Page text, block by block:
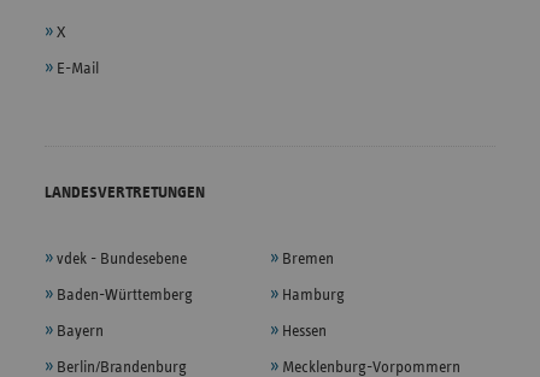
X
E-Mail
LANDESVERTRETUNGEN
vdek - Bundesebene
Baden-Württemberg
Bayern
Berlin/Brandenburg
Bremen
Hamburg
Hessen
Mecklenburg-Vorpommern